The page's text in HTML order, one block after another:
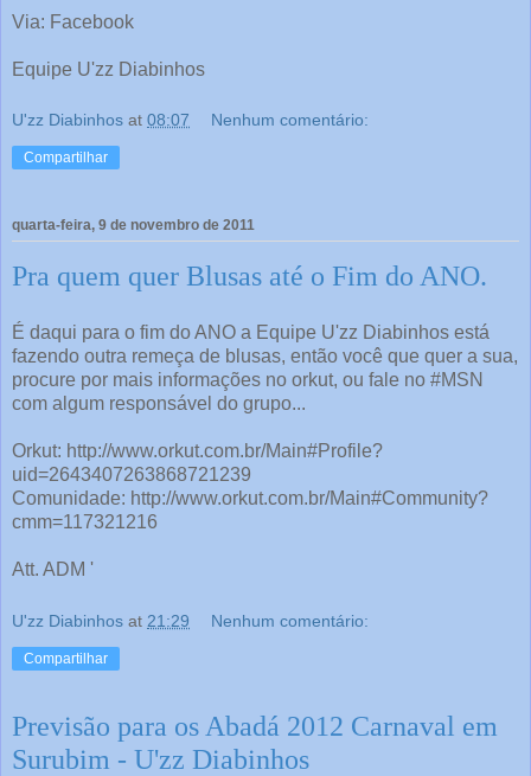
Via: Facebook
Equipe U'zz Diabinhos
U'zz Diabinhos at 08:07 Nenhum comentário:
Compartilhar
quarta-feira, 9 de novembro de 2011
Pra quem quer Blusas até o Fim do ANO.
É daqui para o fim do ANO a Equipe U'zz Diabinhos está
fazendo outra remeça de blusas, então você que quer a sua,
procure por mais informações no orkut, ou fale no #MSN
com algum responsável do grupo...
Orkut: http://www.orkut.com.br/Main#Profile?
uid=2643407263868721239
Comunidade: http://www.orkut.com.br/Main#Community?
cmm=117321216
Att. ADM '
U'zz Diabinhos at 21:29 Nenhum comentário:
Compartilhar
Previsão para os Abadá 2012 Carnaval em
Surubim - U'zz Diabinhos